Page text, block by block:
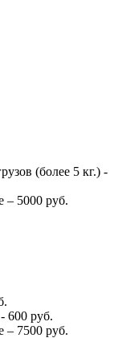
(более 5 кг.) -
– 5000 руб.
600 руб.
– 7500 руб.